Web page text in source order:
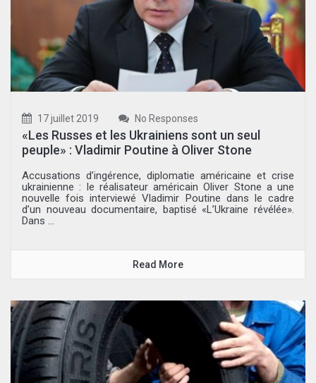
17 juillet 2019 No Responses
«Les Russes et les Ukrainiens sont un seul
peuple» : Vladimir Poutine à Oliver Stone
Accusations d’ingérence, diplomatie américaine et crise
ukrainienne : le réalisateur américain Oliver Stone a une
nouvelle fois interviewé Vladimir Poutine dans le cadre
d’un nouveau documentaire, baptisé «L’Ukraine révélée».
Dans ...
Read More